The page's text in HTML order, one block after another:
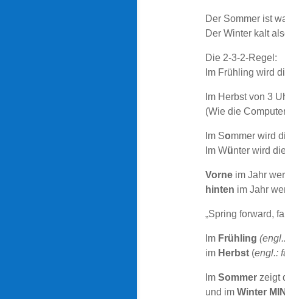
Der Sommer ist
Der Winter kalt
Die 2-3-2-Regel:
Im Frühling wird
Im Herbst von 3
(Wie die
Im Sommer wird
Im Wünter wird
Vorneim Jahr
hinten im Jahr
„Spring forward,
ImFrühling
imHerbst (engl.:
Im Sommerzeigt
und im Winter